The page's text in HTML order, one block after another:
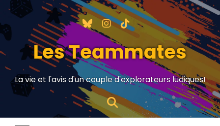
Les Teammates
La vie et l'avis d'un couple d'explorateurs ludiques!